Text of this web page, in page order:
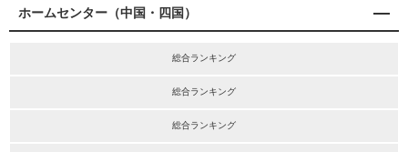
ホームセンター（中国・四国）
総合ランキング
総合ランキング
総合ランキング